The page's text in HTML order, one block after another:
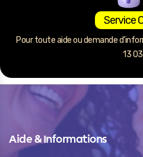
Service
Pour toute aide ou demande
13 03
Aide & Informations